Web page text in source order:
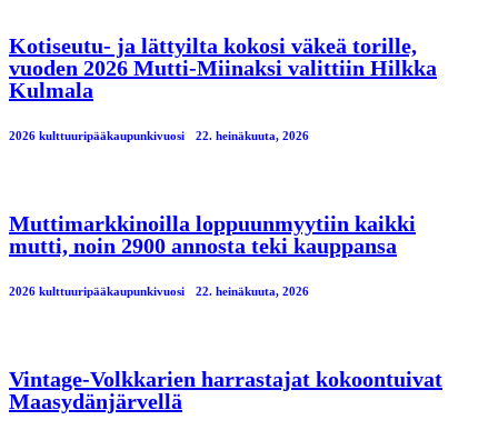
Kotiseutu- ja lättyilta kokosi väkeä torille,
vuoden 2026 Mutti-Miinaksi valittiin Hilkka
Kulmala
2026 kulttuuripääkaupunkivuosi 22. heinäkuuta, 2026
Muttimarkkinoilla loppuunmyytiin kaikki
mutti, noin 2900 annosta teki kauppansa
2026 kulttuuripääkaupunkivuosi 22. heinäkuuta, 2026
Vintage-Volkkarien harrastajat kokoontuivat
Maasydänjärvellä